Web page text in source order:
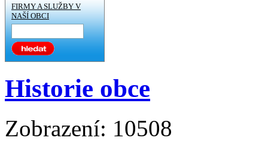
FIRMY A SLUŽBY V
NAŠÍ OBCI
Historie obce
Zobrazení: 10508